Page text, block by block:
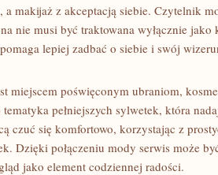
a makijaż z akceptacją siebie. Czytelnik
nie musi być traktowana wyłącznie
lepiej zadbać o siebie i swój
miejscem poświęconym ubraniom,
pełniejszych sylwetek, która
czuć się komfortowo, korzystając z
Dzięki połączeniu mody serwis może
jako element codziennej radości.